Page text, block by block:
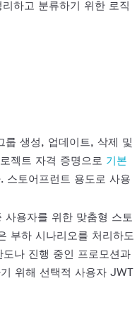
하고 분류하기 위한 로직
룹 생성, 업데이트, 삭제 및
젝트 자격 증명으로 기본
스토어프런트 용도로 사용
용자를 위한 맞춤형 스토
부하 시나리오를 처리하도
나 진행 중인 프로모션과
위해 선택적 사용자 JWT